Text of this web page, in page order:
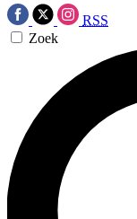
RSS
Zoek